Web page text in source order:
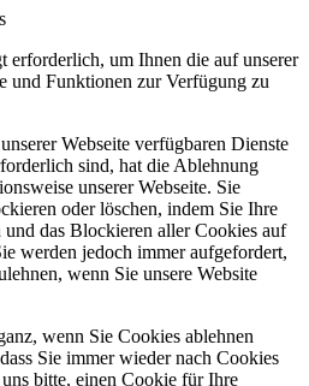
erforderlich, um Ihnen die auf unserer
und Funktionen zur Verfügung zu
Webseite verfügbaren Dienste
sind, hat die Ablehnung
unserer Webseite. Sie
oder löschen, indem Sie Ihre
das Blockieren aller Cookies auf
werden jedoch immer aufgefordert,
wenn Sie unsere Website
wenn Sie Cookies ablehnen
Sie immer wieder nach Cookies
bitte, einen Cookie für Ihre